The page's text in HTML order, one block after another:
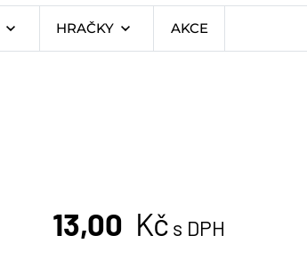
HRAČKY AKCE
13,00 Kč s DPH